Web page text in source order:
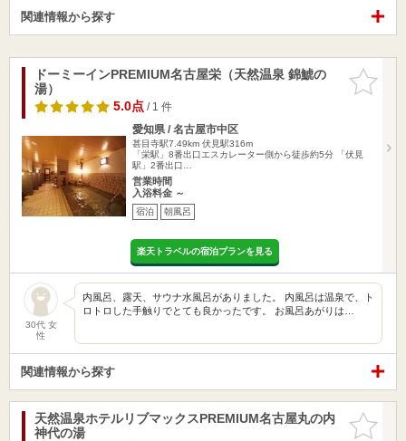
関連情報から探す
お気に入
りに追加
ドーミーインPREMIUM名古屋栄（天然温泉 錦鯱の
湯）
5.0点/ 1 件
愛知県 / 名古屋市中区
甚目寺駅7.49km 伏見駅316m
「栄駅」8番出口エスカレーター側から徒歩約5分 「伏見
駅」2番出口…
営業時間
入浴料金 ～
宿泊 朝風呂
楽天トラベルの宿泊プランを見る
30代 女
性
内風呂、露天、サウナ水風呂がありました。 内風呂は温泉で、ト
ロトロした手触りでとても良かったです。 お風呂あがりは…
関連情報から探す
お気に入
りに追加
天然温泉ホテルリブマックスPREMIUM名古屋丸の内
神代の湯